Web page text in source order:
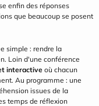
enfin des réponses
que beaucoup se posent
simple : rendre la
Loin d'une conférence
interactive où chacun
Au programme : une
issues de la
temps de réflexion